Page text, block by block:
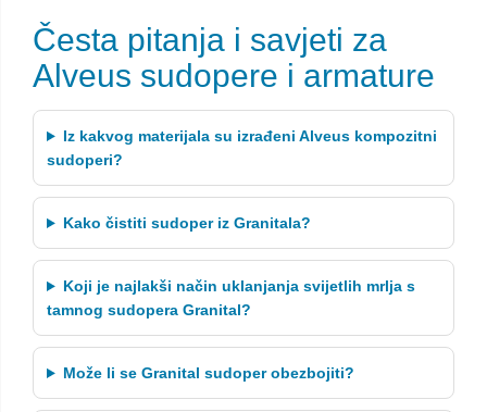
Česta pitanja i savjeti za
Alveus sudopere i armature
Iz kakvog materijala su izrađeni Alveus kompozitni
sudoperi?
Kako čistiti sudoper iz Granitala?
Koji je najlakši način uklanjanja svijetlih mrlja s
tamnog sudopera Granital?
Može li se Granital sudoper obezbojiti?